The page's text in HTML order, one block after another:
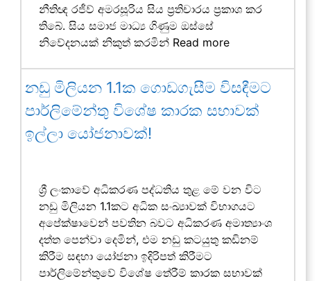
නීතිඥ රජීව් අමරසූරිය සිය ප්‍රතිචාරය ප්‍රකාශ කර
තිබේ. සිය සමාජ මාධ්‍ය ගිණුම ඔස්සේ
නිවේදනයක් නිකුත් කරමින් Read more
නඩු මිලියන 1.1ක ගොඩගැසීම විසඳීමට
පාර්ලිමේන්තු විශේෂ කාරක සභාවක්
ඉල්ලා යෝජනාවක්!
ශ්‍රී ලංකාවේ අධිකරණ පද්ධතිය තුළ මේ වන විට
නඩු මිලියන 1.1කට අධික සංඛ්‍යාවක් විභාගයට
අපේක්ෂාවෙන් පවතින බවට අධිකරණ අමාත්‍යාංශ
දත්ත පෙන්වා දෙමින්, එම නඩු කටයුතු කඩිනම්
කිරීම සඳහා යෝජනා ඉදිරිපත් කිරීමට
පාර්ලිමේන්තුවේ විශේෂ තේරීම් කාරක සභාවක්